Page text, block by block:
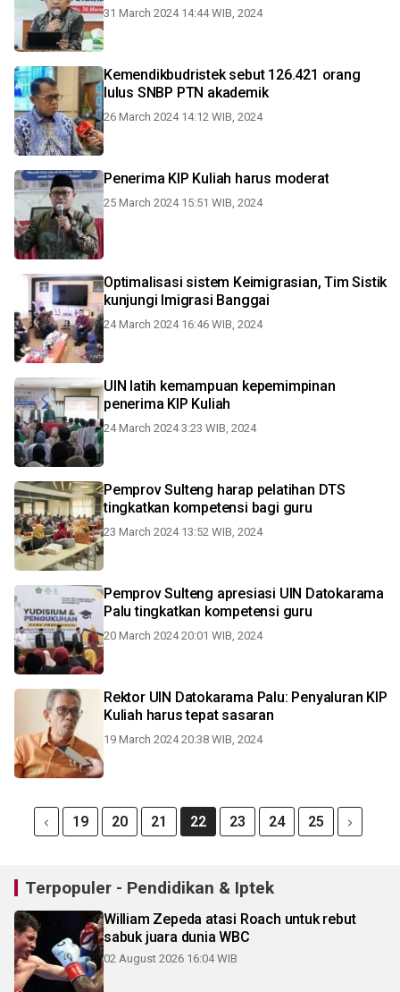
31 March 2024 14:44 WIB, 2024
Kemendikbudristek sebut 126.421 orang
lulus SNBP PTN akademik
26 March 2024 14:12 WIB, 2024
Penerima KIP Kuliah harus moderat
25 March 2024 15:51 WIB, 2024
Optimalisasi sistem Keimigrasian, Tim Sistik
kunjungi Imigrasi Banggai
24 March 2024 16:46 WIB, 2024
UIN latih kemampuan kepemimpinan
penerima KIP Kuliah
24 March 2024 3:23 WIB, 2024
Pemprov Sulteng harap pelatihan DTS
tingkatkan kompetensi bagi guru
23 March 2024 13:52 WIB, 2024
Pemprov Sulteng apresiasi UIN Datokarama
Palu tingkatkan kompetensi guru
20 March 2024 20:01 WIB, 2024
Rektor UIN Datokarama Palu: Penyaluran KIP
Kuliah harus tepat sasaran
19 March 2024 20:38 WIB, 2024
19 20 21 22 23 24 25
Terpopuler - Pendidikan & Iptek
William Zepeda atasi Roach untuk rebut
sabuk juara dunia WBC
02 August 2026 16:04 WIB